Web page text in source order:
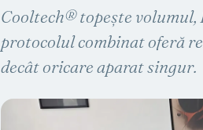
Cooltech® topește
protocolul combinat oferă
decât oricare aparat singur.